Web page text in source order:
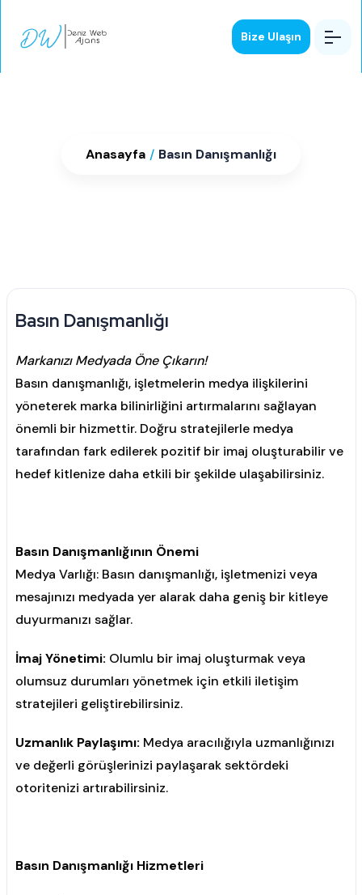
Bize Ulaşın
Anasayfa / Basın Danışmanlığı
Basın Danışmanlığı
Markanızı Medyada Öne Çıkarın!
Basın danışmanlığı, işletmelerin medya ilişkilerini
yöneterek marka bilinirliğini artırmalarını sağlayan
önemli bir hizmettir. Doğru stratejilerle medya
tarafından fark edilerek pozitif bir imaj oluşturabilir ve
hedef kitlenize daha etkili bir şekilde ulaşabilirsiniz.
Basın Danışmanlığının Önemi
Medya Varlığı: Basın danışmanlığı, işletmenizi veya
mesajınızı medyada yer alarak daha geniş bir kitleye
duyurmanızı sağlar.
İmaj Yönetimi: Olumlu bir imaj oluşturmak veya
olumsuz durumları yönetmek için etkili iletişim
stratejileri geliştirebilirsiniz.
Uzmanlık Paylaşımı: Medya aracılığıyla uzmanlığınızı
ve değerli görüşlerinizi paylaşarak sektördeki
otoritenizi artırabilirsiniz.
Basın Danışmanlığı Hizmetleri